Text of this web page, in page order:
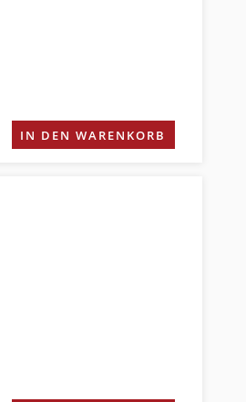
IN DEN WARENKORB